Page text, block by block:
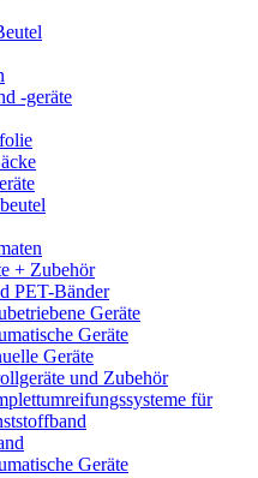
-geräte
+ Zubehör
PET-Bänder
Geräte
Geräte
Geräte
und Zubehör
für
Geräte